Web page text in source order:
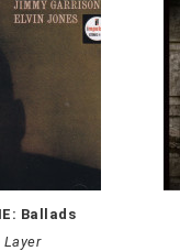
Ballads
Layer